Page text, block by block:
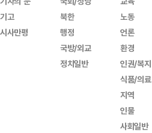
기고
시사만평
북한
행정
국방/외교
정치일반
노동
언론
환경
인권/복지
식품/의료
지역
인물
사회일반